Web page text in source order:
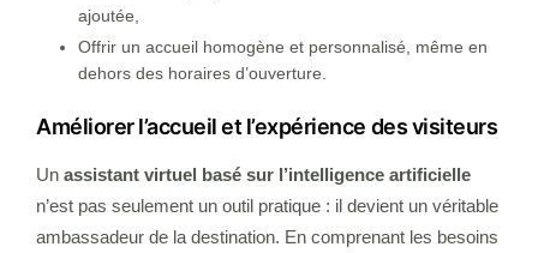
ajoutée,
Offrir un accueil homogène et personnalisé, même en
dehors des horaires d’ouverture.
Améliorer l’accueil et l’expérience des visiteurs
Un assistant virtuel basé sur l’intelligence artificielle
n’est pas seulement un outil pratique : il devient un véritable
ambassadeur de la destination. En comprenant les besoins